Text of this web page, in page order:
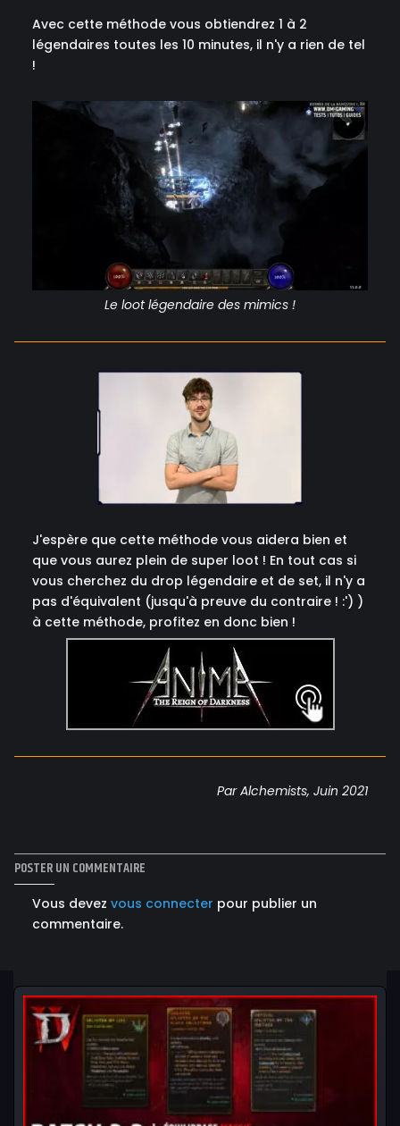
Avec cette méthode vous obtiendrez 1 à 2
légendaires toutes les 10 minutes, il n'y a rien de tel
!
Le loot légendaire des mimics !
J'espère que cette méthode vous aidera bien et
que vous aurez plein de super loot ! En tout cas si
vous cherchez du drop légendaire et de set, il n'y a
pas d'équivalent (jusqu'à preuve du contraire ! :') )
à cette méthode, profitez en donc bien !
Par Alchemists, Juin 2021
POSTER UN COMMENTAIRE
Vous devez vous connecter pour publier un
commentaire.